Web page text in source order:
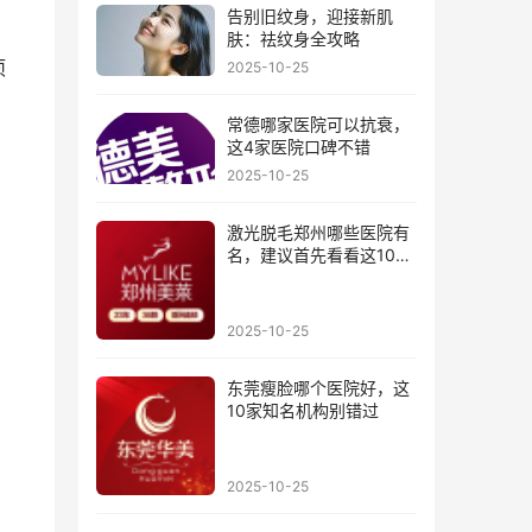
告别旧纹身，迎接新肌
肤：祛纹身全攻略
2025-10-25
常德哪家医院可以抗衰，
这4家医院口碑不错
2025-10-25
激光脱毛郑州哪些医院有
名，建议首先看看这10家
2025-10-25
东莞瘦脸哪个医院好，这
10家知名机构别错过
2025-10-25